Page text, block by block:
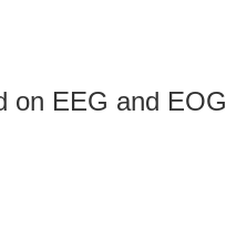
on EEG and EOG